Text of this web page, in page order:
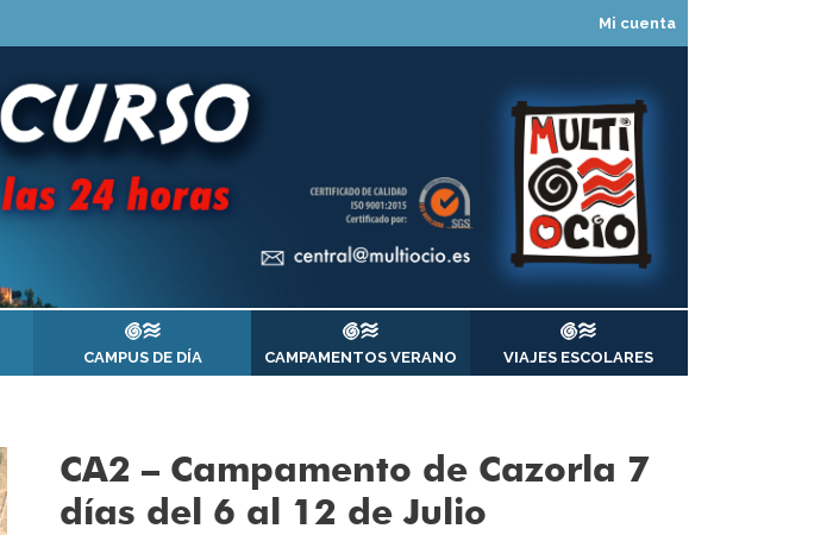
Mi cuenta
CAMPUS DE DÍA CAMPAMENTOS VERANO VIAJES ESCOLARES
CA2 – Campamento de Cazorla 7
días del 6 al 12 de Julio